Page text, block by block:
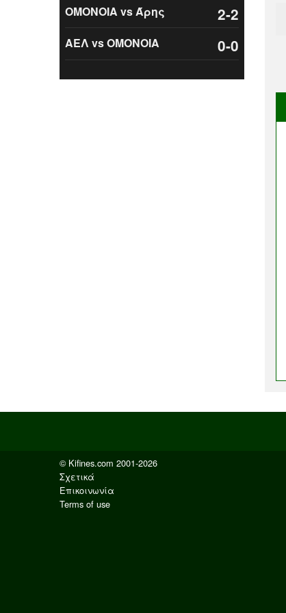
ΟΜΟΝΟΙΑ vs Άρης 2-2
ΑΕΛ vs ΟΜΟΝΟΙΑ 0-0
© Kifines.com 2001-2026
Σχετικά
Επικοινωνία
Terms of use